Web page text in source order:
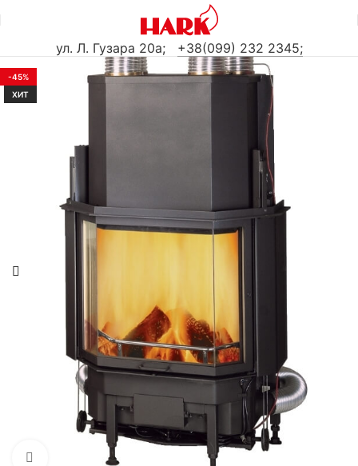
ул. Л. Гузара 20а; +38(099) 232 2345;
-45%
ХИТ
Нажмите, чтобы увеличить